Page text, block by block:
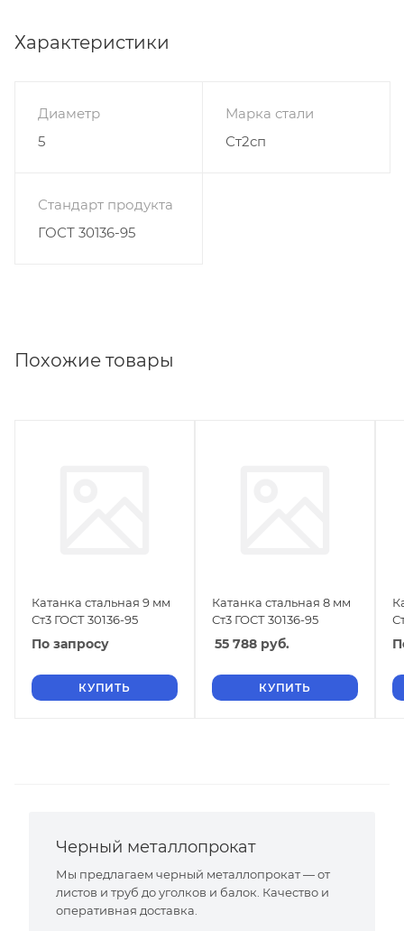
Характеристики
Диаметр
5
Марка стали
Ст2сп
Стандарт продукта
ГОСТ 30136-95
Похожие товары
Катанка стальная 9 мм
Ст3 ГОСТ 30136-95
По запросу
КУПИТЬ
Катанка стальная 8 мм
Ст3 ГОСТ 30136-95
55 788 руб.
КУПИТЬ
Черный металлопрокат
Мы предлагаем черный металлопрокат — от
листов и труб до уголков и балок. Качество и
оперативная доставка.